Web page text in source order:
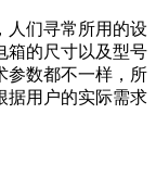
人们寻常所用的设
箱的尺寸以及型号
参数都不一样，所
据用户的实际需求